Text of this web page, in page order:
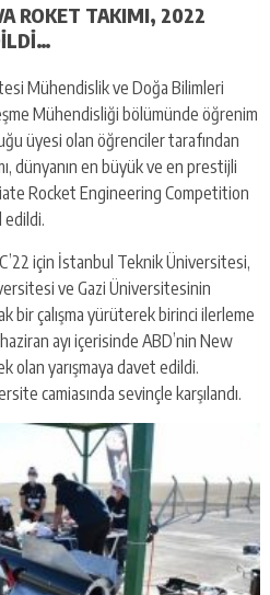
ROKET TAKIMI, 2022
Mühendislik ve Doğa Bilimleri
Mühendisliği bölümünde öğrenim
üyesi olan öğrenciler tarafından
dünyanın en büyük ve en prestijli
Rocket Engineering Competition
edildi.
için İstanbul Teknik Üniversitesi,
ve Gazi Üniversitesinin
bir çalışma yürüterek birinci ilerleme
ayı içerisinde ABD’nin New
olan yarışmaya davet edildi.
camiasında sevinçle karşılandı.